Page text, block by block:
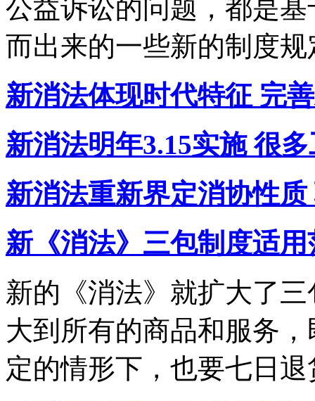
公益诉讼的问题，都是
而出来的一些新的制度规
新消法体现时代特征 完
新消法明年3.15实施 很
新消法重新界定消协性
新《消法》三包制度适
新的《消法》就扩大了
大到所有的商品和服务
定的情形下，也要七日退